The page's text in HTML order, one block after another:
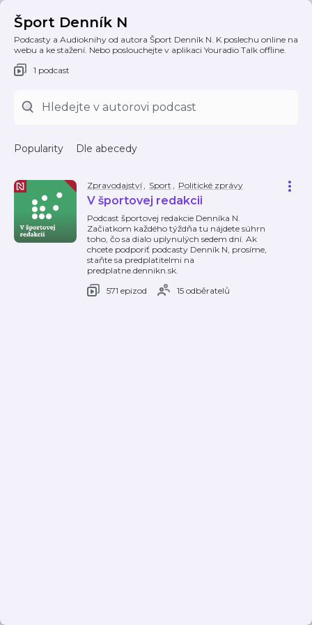
Šport Denník N
Podcasty a Audioknihy od autora Šport Denník N. K poslechu online na
webu a ke stažení. Nebo poslouchejte v aplikaci Youradio Talk offline.
1 podcast
Popularity Dle abecedy
Zpravodajství, Sport , Politické zprávy
V športovej redakcii
Podcast športovej redakcie Denníka N.
Začiatkom každého týždňa tu nájdete súhrn
toho, čo sa dialo uplynulých sedem dní. Ak
chcete podporiť podcasty Denník N, prosíme,
staňte sa predplatitelmi na
predplatne.dennikn.sk.
571 epizod
15 odběratelů